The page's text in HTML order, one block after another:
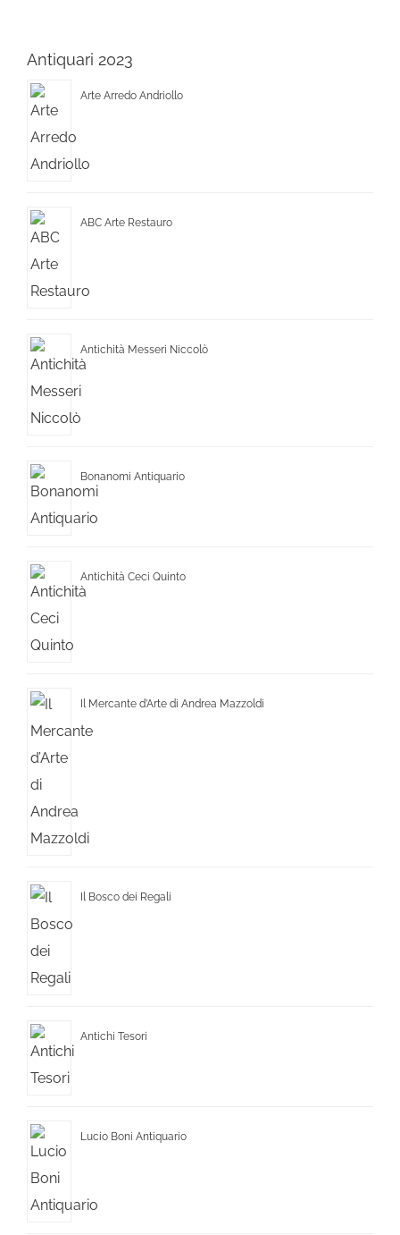
Antiquari 2023
Arte Arredo Andriollo
ABC Arte Restauro
Antichità Messeri Niccolò
Bonanomi Antiquario
Antichità Ceci Quinto
Il Mercante d’Arte di Andrea Mazzoldi
Il Bosco dei Regali
Antichi Tesori
Lucio Boni Antiquario